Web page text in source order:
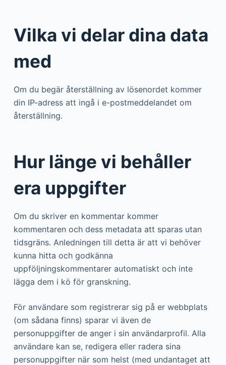
Vilka vi delar dina data
med
Om du begär återställning av lösenordet kommer
din IP-adress att ingå i e-postmeddelandet om
återställning.
Hur länge vi behåller
era uppgifter
Om du skriver en kommentar kommer
kommentaren och dess metadata att sparas utan
tidsgräns. Anledningen till detta är att vi behöver
kunna hitta och godkänna
uppföljningskommentarer automatiskt och inte
lägga dem i kö för granskning.
För användare som registrerar sig på er webbplats
(om sådana finns) sparar vi även de
personuppgifter de anger i sin användarprofil. Alla
användare kan se, redigera eller radera sina
personuppgifter när som helst (med undantaget att